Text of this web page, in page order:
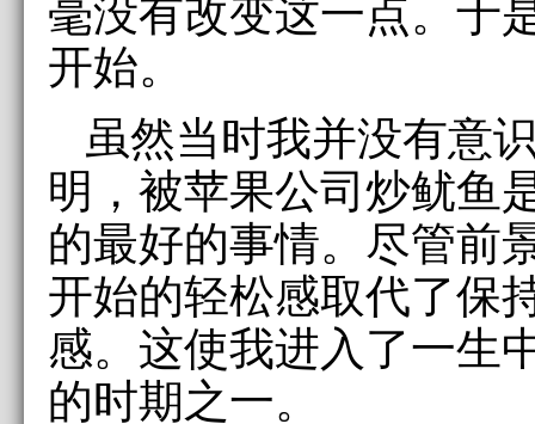
毫没有改变这一点。于
开始。
虽然当时我并没有意
明，被苹果公司炒鱿鱼
的最好的事情。尽管前
开始的轻松感取代了保
感。这使我进入了一生
的时期之一。